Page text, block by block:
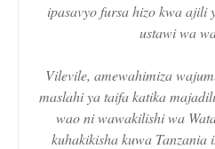
ipasavyo fursa hizo kwa ajili
ustawi wa
Vilevile, amewahimiza
maslahi ya taifa katika
wao ni wawakilishi wa
kuhakikisha kuwa